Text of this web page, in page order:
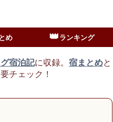
め 👑ランキング
宿泊記に収録。 宿まとめと
チェック！